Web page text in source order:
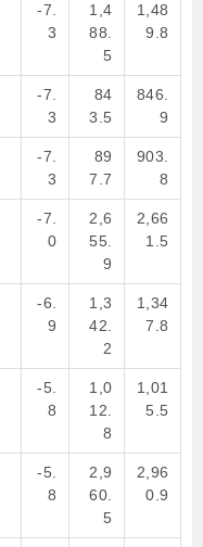
-7.
3
1,4
88.
5
1,48
9.8
-7.
3
84
3.5
846.
9
-7.
3
89
7.7
903.
8
-7.
0
2,6
55.
9
2,66
1.5
-6.
9
1,3
42.
2
1,34
7.8
-5.
8
1,0
12.
8
1,01
5.5
-5.
8
2,9
60.
5
2,96
0.9